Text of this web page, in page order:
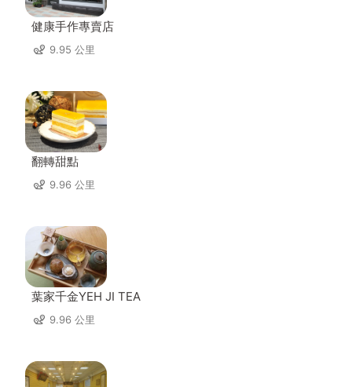
健康手作專賣店
9.95 公里
翻轉甜點
9.96 公里
葉家千金YEH JI TEA
9.96 公里